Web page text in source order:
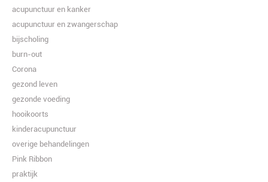
acupunctuur en kanker
acupunctuur en zwangerschap
bijscholing
burn-out
Corona
gezond leven
gezonde voeding
hooikoorts
kinderacupunctuur
overige behandelingen
Pink Ribbon
praktijk